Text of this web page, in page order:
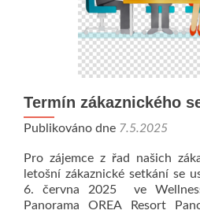
Termín zákaznického
Publikováno dne 7.5.2025
Pro zájemce z řad našich
letošní zákaznické setkání se
6. června 2025 ve
Panorama OREA Resort